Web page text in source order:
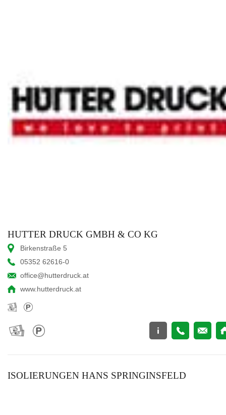
HUTTER DRUCK GMBH & CO KG
Birkenstraße 5
05352 62616-0
office@hutterdruck.at
www.hutterdruck.at
ISOLIERUNGEN HANS SPRINGINSFELD